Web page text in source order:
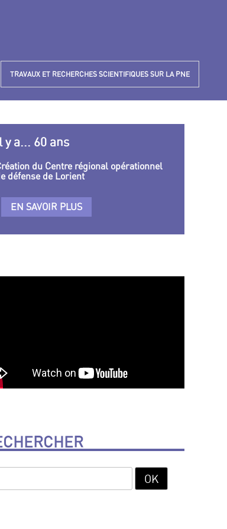
TRAVAUX ET RECHERCHES SCIENTIFIQUES SUR LA PNE
y a... 60 ans
du Centre régional opérationnel
défense de Lorient
EN SAVOIR PLUS